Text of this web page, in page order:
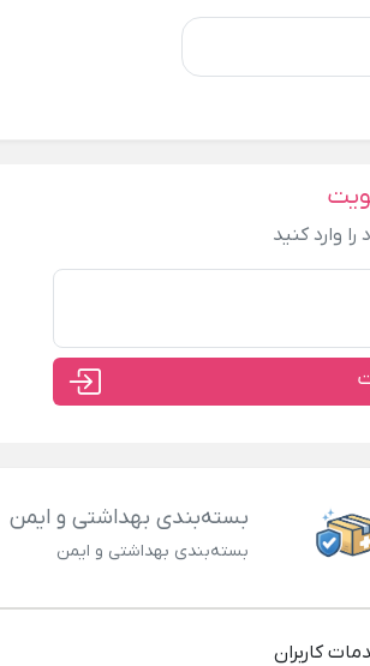
وارد کنید
بسته‌بندی بهداشتی و ایمن
بسته‌بندی بهداشتی و ایمن
کاربران